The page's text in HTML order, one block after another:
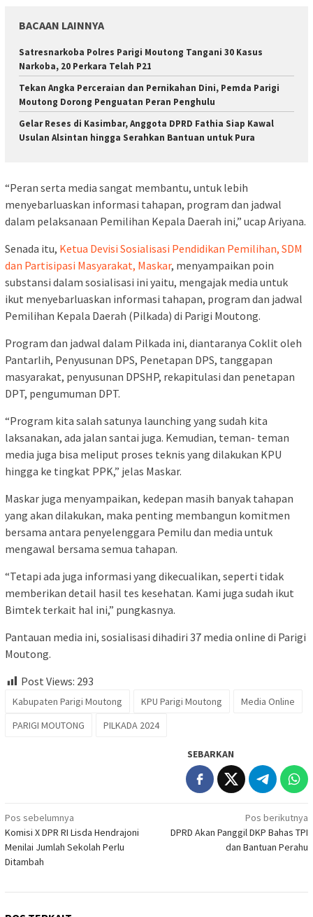
BACAAN LAINNYA
Satresnarkoba Polres Parigi Moutong Tangani 30 Kasus
Narkoba, 20 Perkara Telah P21
Tekan Angka Perceraian dan Pernikahan Dini, Pemda Parigi
Moutong Dorong Penguatan Peran Penghulu
Gelar Reses di Kasimbar, Anggota DPRD Fathia Siap Kawal
Usulan Alsintan hingga Serahkan Bantuan untuk Pura
“Peran serta media sangat membantu, untuk lebih
menyebarluaskan informasi tahapan, program dan jadwal
dalam pelaksanaan Pemilihan Kepala Daerah ini,” ucap Ariyana.
Senada itu, Ketua Devisi Sosialisasi Pendidikan Pemilihan, SDM
dan Partisipasi Masyarakat, Maskar, menyampaikan poin
substansi dalam sosialisasi ini yaitu, mengajak media untuk
ikut menyebarluaskan informasi tahapan, program dan jadwal
Pemilihan Kepala Daerah (Pilkada) di Parigi Moutong.
Program dan jadwal dalam Pilkada ini, diantaranya Coklit oleh
Pantarlih, Penyusunan DPS, Penetapan DPS, tanggapan
masyarakat, penyusunan DPSHP, rekapitulasi dan penetapan
DPT, pengumuman DPT.
“Program kita salah satunya launching yang sudah kita
laksanakan, ada jalan santai juga. Kemudian, teman- teman
media juga bisa meliput proses teknis yang dilakukan KPU
hingga ke tingkat PPK,” jelas Maskar.
Maskar juga menyampaikan, kedepan masih banyak tahapan
yang akan dilakukan, maka penting membangun komitmen
bersama antara penyelenggara Pemilu dan media untuk
mengawal bersama semua tahapan.
“Tetapi ada juga informasi yang dikecualikan, seperti tidak
memberikan detail hasil tes kesehatan. Kami juga sudah ikut
Bimtek terkait hal ini,” pungkasnya.
Pantauan media ini, sosialisasi dihadiri 37 media online di Parigi
Moutong.
Post Views: 293
Kabupaten Parigi Moutong KPU Parigi Moutong
Media Online
PARIGI MOUTONG
PILKADA 2024
SEBARKAN
Navigasi
pos
Pos sebelumnya
Komisi X DPR RI Lisda Hendrajoni
Menilai Jumlah Sekolah Perlu
Ditambah
Pos berikutnya
DPRD Akan Panggil DKP Bahas TPI
dan Bantuan Perahu